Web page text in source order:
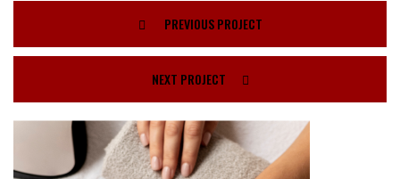
PREVIOUS PROJECT
NEXT PROJECT